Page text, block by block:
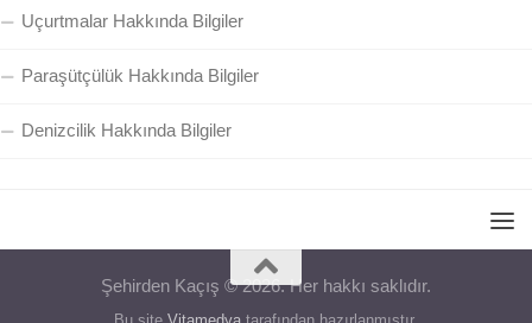
Uçurtmalar Hakkında Bilgiler
Paraşütçülük Hakkında Bilgiler
Denizcilik Hakkında Bilgiler
Şehirden Kaçış © 2026. Her hakkı saklıdır.